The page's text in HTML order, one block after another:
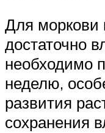
Для моркови
достаточно
необходимо
неделю,
развития
сохранения